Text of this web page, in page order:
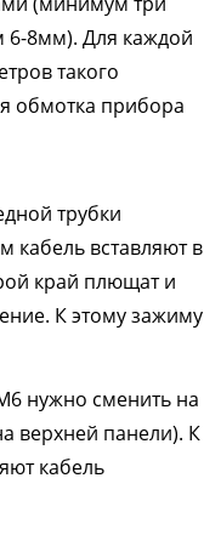
6-8мм). Для каждой
такого
обмотка прибора
трубки
кабель вставляют в
край плющат и
К этому зажиму
нужно сменить на
верхней панели). К
кабель